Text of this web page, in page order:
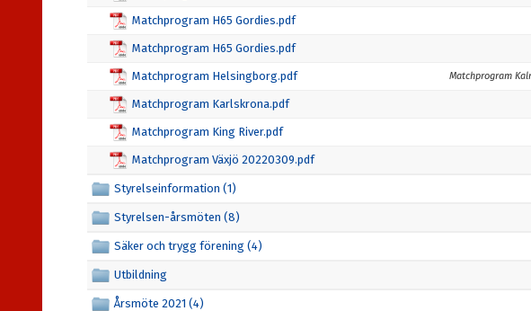
Matchprogram H65 Gordies.pdf
Matchprogram H65 Gordies.pdf
Matchprogram Helsingborg.pdf Matchprogram
Matchprogram Karlskrona.pdf
Matchprogram King River.pdf
Matchprogram Växjö 20220309.pdf
Styrelseinformation (1)
Styrelsen-årsmöten (8)
Säker och trygg förening (4)
Utbildning
Årsmöte 2021 (4)